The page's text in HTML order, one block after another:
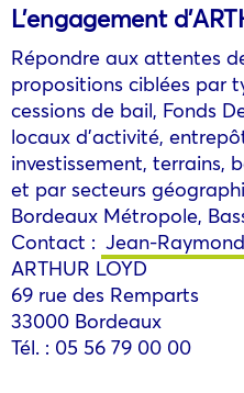
L’engagement
Répondre aux attentes
propositions ciblées par
cessions de bail, Fonds
locaux d’activité,
investissement, terrains,
et par secteurs
Bordeaux Métropole,
Contact : Jean-
ARTHUR LOYD
69 rue des Remparts
33000 Bordeaux
Tél. : 05 56 79 00 00